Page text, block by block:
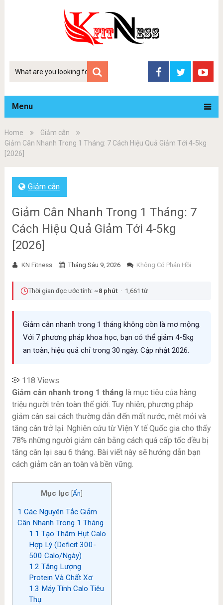
Tim
Menu
Home
Giảm cân
Giảm Cân Nhanh Trong 1 Tháng: 7 Cách Hiệu Quả Giảm Tới 4-5kg
[2026]
Giảm cân
Giảm Cân Nhanh Trong 1 Tháng: 7
Cách Hiệu Quả Giảm Tới 4-5kg
[2026]
KN Fitness Tháng Sáu 9, 2026 Không Có Phản Hồi
Thời gian đọc ước tính: ~8 phút· 1,661 từ
Giảm cân nhanh trong 1 tháng không còn là mơ mộng.
Với 7 phương pháp khoa học, bạn có thể giảm 4-5kg
an toàn, hiệu quả chỉ trong 30 ngày. Cập nhật 2026.
118 Views
Giảm cân nhanh trong 1 tháng là mục tiêu của hàng
triệu người trên toàn thế giới. Tuy nhiên, phương pháp
giảm cân sai cách thường dẫn đến mất nước, mệt mỏi và
tăng cân trở lại. Nghiên cứu từ Viện Y tế Quốc gia cho thấy
78% những người giảm cân bằng cách quá cấp tốc đều bị
tăng cân lại sau 6 tháng. Bài viết này sẽ hướng dẫn bạn
cách giảm cân an toàn và bền vững.
Mục lục [Ẩn]
1 Các Nguyên Tắc Giảm
Cân Nhanh Trong 1 Tháng
1.1 Tạo Thâm Hụt Calo
Hợp Lý (Deficit 300-
500 Calo/Ngày)
1.2 Tăng Lượng
Protein Và Chất Xơ
1.3 Máy Tính Calo Tiêu
Thụ